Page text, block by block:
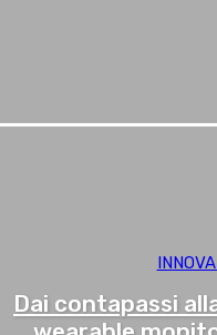
Dai contapassi